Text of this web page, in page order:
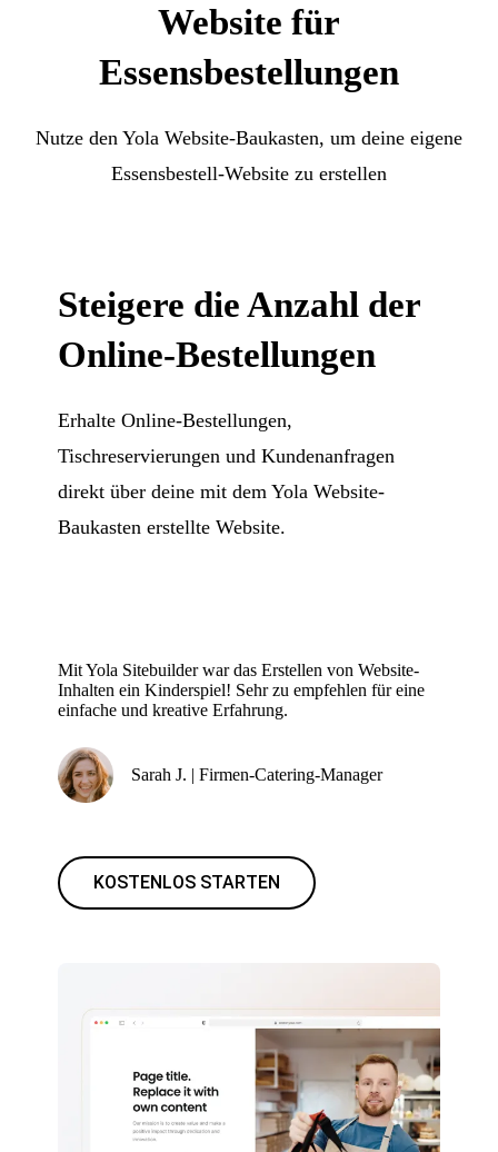
Website für
Essensbestellungen
Nutze den Yola Website-Baukasten, um deine eigene
Essensbestell-Website zu erstellen
Steigere die Anzahl der
Online-Bestellungen
Erhalte Online-Bestellungen,
Tischreservierungen und Kundenanfragen
direkt über deine mit dem Yola Website-
Baukasten erstellte Website.
Mit Yola Sitebuilder war das Erstellen von Website-
Inhalten ein Kinderspiel! Sehr zu empfehlen für eine
einfache und kreative Erfahrung.
Sarah J. | Firmen-Catering-Manager
KOSTENLOS STARTEN